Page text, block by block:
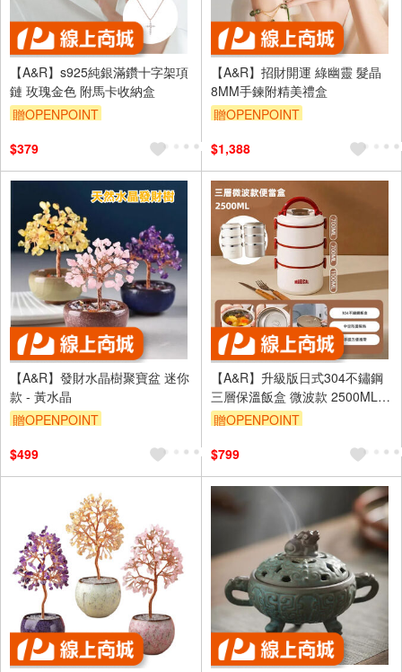
【A&R】s925純銀滿鑽十字架項
鏈 玫瑰金色 附馬卡收納盒
贈OPENPOINT
$379
【A&R】招財開運 綠幽靈 髮晶
8MM手鍊附精美禮盒
贈OPENPOINT
$1,388
【A&R】發財水晶樹聚寶盆 迷你
款 - 黃水晶
贈OPENPOINT
$499
【A&R】升級版日式304不鏽鋼
三層保溫飯盒 微波款 2500ML -
米紅色
贈OPENPOINT
$799